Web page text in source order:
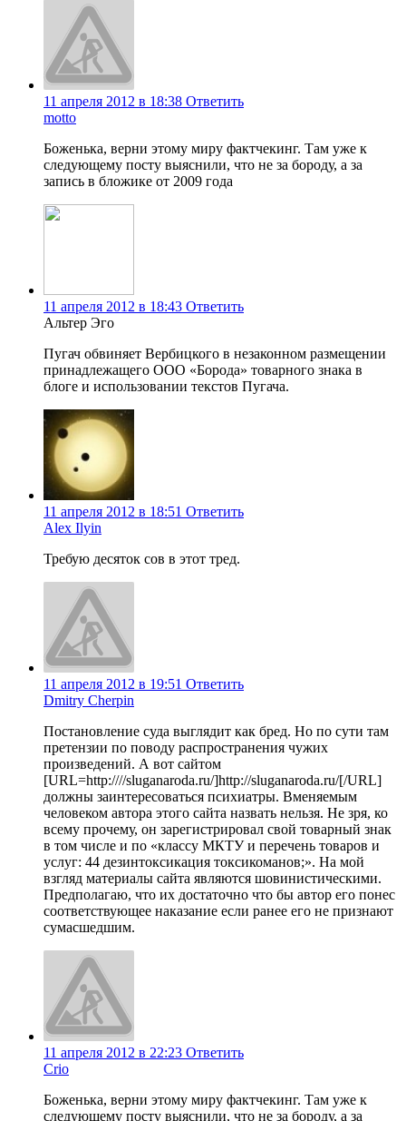
11 апреля 2012 в 18:38 Ответить
motto
Боженька, верни этому миру фактчекинг. Там уже к
следующему посту выяснили, что не за бороду, а за
запись в бложике от 2009 года
11 апреля 2012 в 18:43 Ответить
Альтер Эго
Пугач обвиняет Вербицкого в незаконном размещении
принадлежащего ООО «Борода» товарного знака в
блоге и использовании текстов Пугача.
11 апреля 2012 в 18:51 Ответить
Alex Ilyin
Требую десяток сов в этот тред.
11 апреля 2012 в 19:51 Ответить
Dmitry Cherpin
Постановление суда выглядит как бред. Но по сути там
претензии по поводу распространения чужих
произведений. А вот сайтом
[URL=http:////sluganaroda.ru/]http://sluganaroda.ru/[/URL]
должны заинтересоваться психиатры. Вменяемым
человеком автора этого сайта назвать нельзя. Не зря, ко
всему прочему, он зарегистрировал свой товарный знак
в том числе и по «классу МКТУ и перечень товаров и
услуг: 44 дезинтоксикация токсикоманов;». На мой
взгляд материалы сайта являются шовинистическими.
Предполагаю, что их достаточно что бы автор его понес
соответствующее наказание если ранее его не признают
сумасшедшим.
11 апреля 2012 в 22:23 Ответить
Crio
Боженька, верни этому миру фактчекинг. Там уже к
следующему посту выяснили, что не за бороду, а за